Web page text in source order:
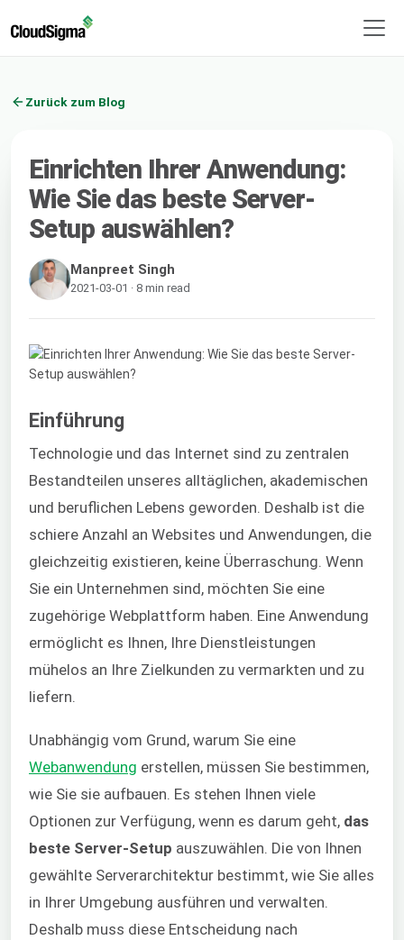
Zurück zum Blog
Einrichten Ihrer Anwendung:
Wie Sie das beste Server-
Setup auswählen?
Manpreet Singh
2021-03-01 · 8 min read
Einführung
Technologie und das Internet sind zu zentralen
Bestandteilen unseres alltäglichen, akademischen
und beruflichen Lebens geworden. Deshalb ist die
schiere Anzahl an Websites und Anwendungen, die
gleichzeitig existieren, keine Überraschung. Wenn
Sie ein Unternehmen sind, möchten Sie eine
zugehörige Webplattform haben. Eine Anwendung
ermöglicht es Ihnen, Ihre Dienstleistungen
mühelos an Ihre Zielkunden zu vermarkten und zu
liefern.
Unabhängig vom Grund, warum Sie eine
Webanwendung erstellen, müssen Sie bestimmen,
wie Sie sie aufbauen. Es stehen Ihnen viele
Optionen zur Verfügung, wenn es darum geht, das
beste Server-Setup auszuwählen. Die von Ihnen
gewählte Serverarchitektur bestimmt, wie Sie alles
in Ihrer Umgebung ausführen und verwalten.
Deshalb muss diese Entscheidung nach